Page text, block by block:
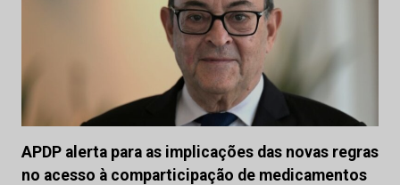
APDP alerta para as implicações das novas regras
no acesso à comparticipação de medicamentos